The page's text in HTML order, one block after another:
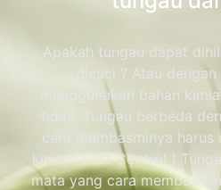
Apakah tungau dapat
dicuci ? Atau
menggunakan bahan
tidak. Tungau berbeda
cara membasminya harus
kimia ( Pest Control )
mata yang cara